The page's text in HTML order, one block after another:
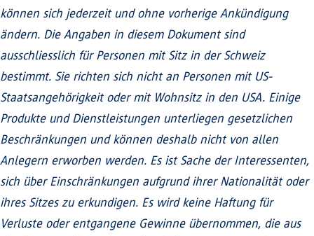
können sich jederzeit und ohne vorherige Ankündigung
ändern. Die Angaben in diesem Dokument sind
ausschliesslich für Personen mit Sitz in der Schweiz
bestimmt. Sie richten sich nicht an Personen mit US-
Staatsangehörigkeit oder mit Wohnsitz in den USA. Einige
Produkte und Dienstleistungen unterliegen gesetzlichen
Beschränkungen und können deshalb nicht von allen
Anlegern erworben werden. Es ist Sache der Interessenten,
sich über Einschränkungen aufgrund ihrer Nationalität oder
ihres Sitzes zu erkundigen. Es wird keine Haftung für
Verluste oder entgangene Gewinne übernommen, die aus